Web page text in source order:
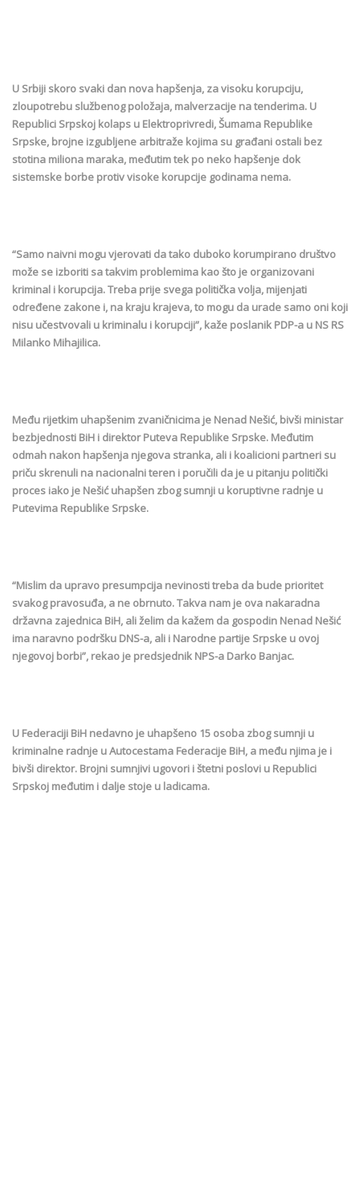
U Srbiji skoro svaki dan nova hapšenja, za visoku korupciju,
zloupotrebu službenog položaja, malverzacije na tenderima. U
Republici Srpskoj kolaps u Elektroprivredi, Šumama Republike
Srpske, brojne izgubljene arbitraže kojima su građani ostali bez
stotina miliona maraka, međutim tek po neko hapšenje dok
sistemske borbe protiv visoke korupcije godinama nema.
“Samo naivni mogu vjerovati da tako duboko korumpirano društvo
može se izboriti sa takvim problemima kao što je organizovani
kriminal i korupcija. Treba prije svega politička volja, mijenjati
određene zakone i, na kraju krajeva, to mogu da urade samo oni koji
nisu učestvovali u kriminalu i korupciji”, kaže poslanik PDP-a u NS RS
Milanko Mihajilica.
Među rijetkim uhapšenim zvaničnicima je Nenad Nešić, bivši ministar
bezbjednosti BiH i direktor Puteva Republike Srpske. Međutim
odmah nakon hapšenja njegova stranka, ali i koalicioni partneri su
priču skrenuli na nacionalni teren i poručili da je u pitanju politički
proces iako je Nešić uhapšen zbog sumnji u koruptivne radnje u
Putevima Republike Srpske.
“Mislim da upravo presumpcija nevinosti treba da bude prioritet
svakog pravosuđa, a ne obrnuto. Takva nam je ova nakaradna
državna zajednica BiH, ali želim da kažem da gospodin Nenad Nešić
ima naravno podršku DNS-a, ali i Narodne partije Srpske u ovoj
njegovoj borbi”, rekao je predsjednik NPS-a Darko Banjac.
U Federaciji BiH nedavno je uhapšeno 15 osoba zbog sumnji u
kriminalne radnje u Autocestama Federacije BiH, a među njima je i
bivši direktor. Brojni sumnjivi ugovori i štetni poslovi u Republici
Srpskoj međutim i dalje stoje u ladicama.